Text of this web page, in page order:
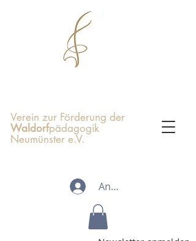
Verein zur Förderung der
Waldorfpädagogik
Neumünster e.V.
Anmelden